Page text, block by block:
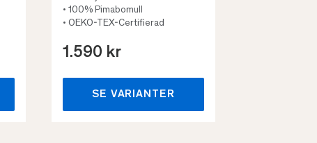
• 100% Pimabomull
• OEKO-TEX-Certifierad
1.590 kr
SE VARIANTER